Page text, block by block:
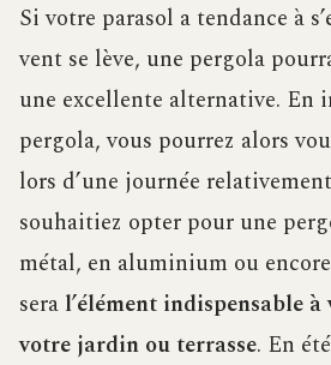
Si votre parasol a tendance à
vent se lève, une pergola
une excellente alternative. En
pergola, vous pourrez alors
lors d’une journée
souhaitiez opter pour une
métal, en aluminium ou
sera l’élément indispensable
votre jardin ou terrasse. En